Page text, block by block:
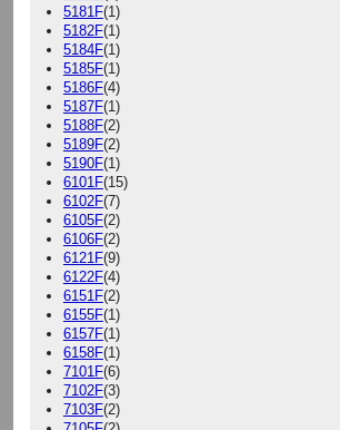
5181F(1)
5182F(1)
5184F(1)
5185F(1)
5186F(4)
5187F(1)
5188F(2)
5189F(2)
5190F(1)
6101F(15)
6102F(7)
6105F(2)
6106F(2)
6121F(9)
6122F(4)
6151F(2)
6155F(1)
6157F(1)
6158F(1)
7101F(6)
7102F(3)
7103F(2)